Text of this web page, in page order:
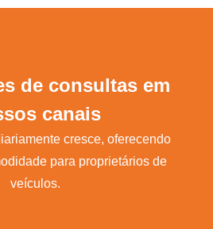
de consultas em
canais
cresce, oferecendo
para proprietários de
veículos.